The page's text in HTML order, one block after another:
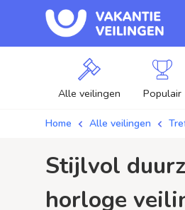
Alle veilingen Populair
Home Alle veilingen
stijlvol duurzaam horloge / aanbiedingen - Plaats je bod op stijlvol duurzaam
horloge